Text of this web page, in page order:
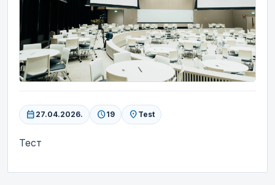
calendar_month 27.04.2026. schedule19 location_on Test
Тест